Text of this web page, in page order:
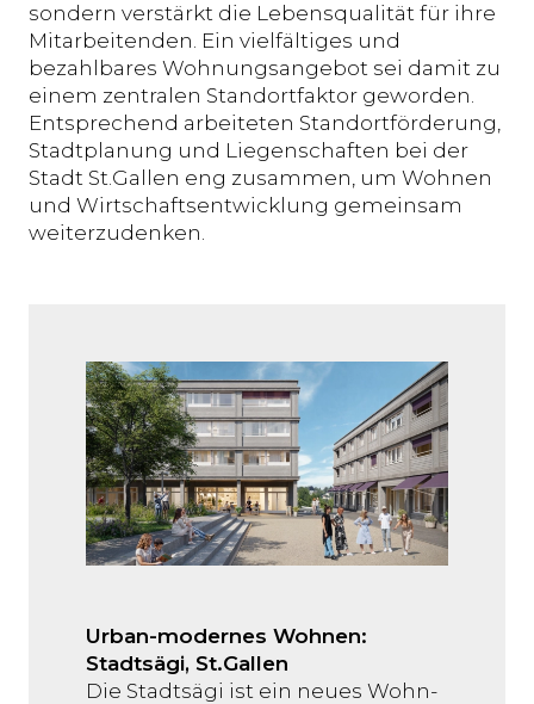
sondern verstärkt die Lebensqualität für ihre
Mitarbeitenden. Ein vielfältiges und
bezahlbares Wohnungsangebot sei damit zu
einem zentralen Standortfaktor geworden.
Entsprechend arbeiteten Standortförderung,
Stadtplanung und Liegenschaften bei der
Stadt St.Gallen eng zusammen, um Wohnen
und Wirtschaftsentwicklung gemeinsam
weiterzudenken.
Urban-modernes Wohnen:
Stadtsägi, St.Gallen
Die Stadtsägi ist ein neues Wohn-